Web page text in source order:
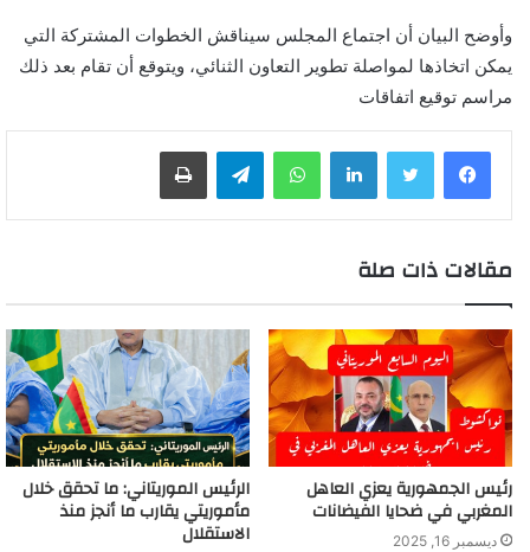
وأوضح البيان أن اجتماع المجلس سيناقش الخطوات المشتركة التي
يمكن اتخاذها لمواصلة تطوير التعاون الثنائي، ويتوقع أن تقام بعد ذلك
مراسم توقيع اتفاقات
لينكدإن واتساب
مقالات ذات صلة
رئيس الجمهورية يعزي العاهل
المغربي في ضحايا الفيضانات
ديسمبر 16, 2025
الرئيس الموريتاني: ما تحقق خلال
مأموريتي يقارب ما أنجز منذ
الاستقلال